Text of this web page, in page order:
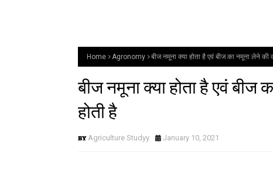
Home Agronomy बीज नमूना क्या होता है एवं बीज का नमूना लेने की
बीज नमूना क्या होता है एवं बीज
होती है
Agriculture Studyy January 10, 2021